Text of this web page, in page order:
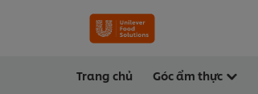
Trang chủ Góc ẩm thực